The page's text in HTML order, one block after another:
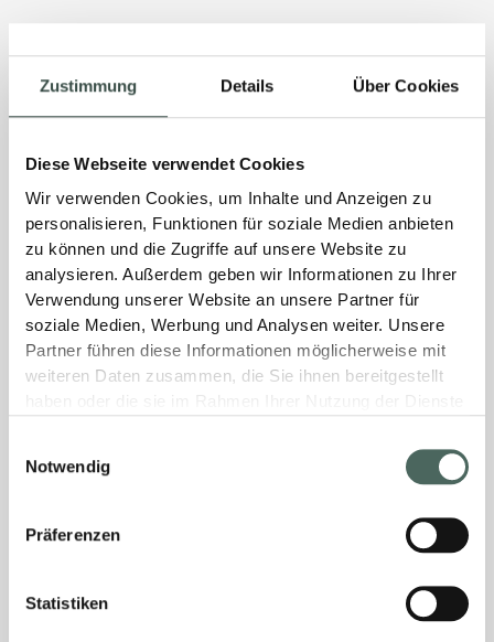
Zustimmung Details Über Cookies
Diese Webseite verwendet Cookies
Wir verwenden Cookies, um Inhalte und Anzeigen zu
personalisieren, Funktionen für soziale Medien anbieten
zu können und die Zugriffe auf unsere Website zu
analysieren. Außerdem geben wir Informationen zu Ihrer
Verwendung unserer Website an unsere Partner für
soziale Medien, Werbung und Analysen weiter. Unsere
Partner führen diese Informationen möglicherweise mit
weiteren Daten zusammen, die Sie ihnen bereitgestellt
Notwendig
Präferenzen
Statistiken